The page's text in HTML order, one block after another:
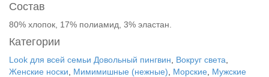
Состав
80% хлопок, 17% полиамид, 3% эластан.
Категории
Look для всей семьи Довольный пингвин Вокруг света
Женские носки
Мимимишные (нежные) Морские
Мужские